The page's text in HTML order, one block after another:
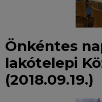
Önkéntes
lakótelepi
(2018.09.19.)